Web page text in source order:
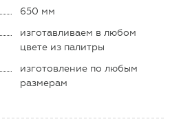
650 мм
изготавливаем в любом
цвете из палитры
изготовление по любым
размерам